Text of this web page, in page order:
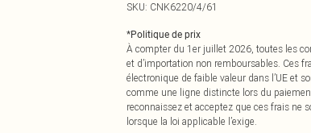
SKU: CNK6220/4/61
*Politique de prix
À compter du 1er juillet 2026, toutes les
et d’importation non remboursables. Ces
électronique de faible valeur dans l’UE et
comme une ligne distincte lors du
reconnaissez et acceptez que ces frais ne
lorsque la loi applicable l’exige.